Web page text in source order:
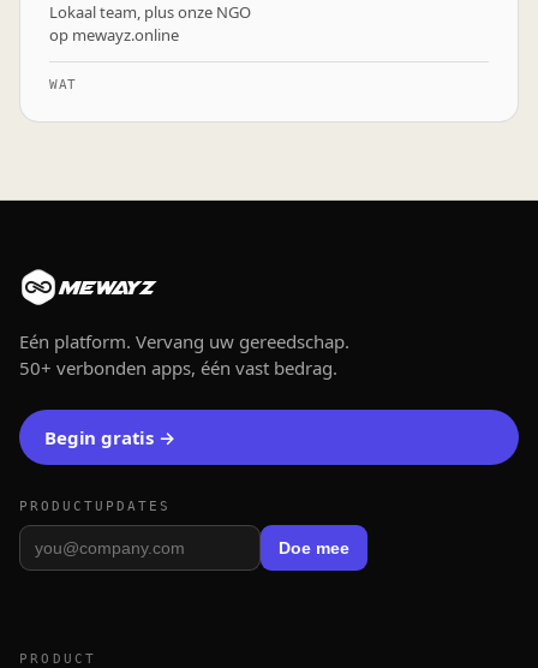
Lokaal team, plus onze NGO
op mewayz.online
WAT
MEWAYZ
Eén platform. Vervang uw gereedschap.
50+ verbonden apps, één vast bedrag.
Begin gratis →
PRODUCTUPDATES
Doe mee
PRODUCT